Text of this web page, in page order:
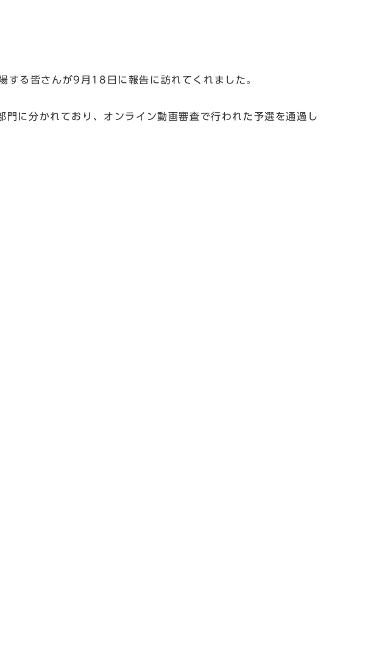
る皆さんが9月18日に報告に訪れてくれました。
に分かれており、オンライン動画審査で行われた予選を通過し